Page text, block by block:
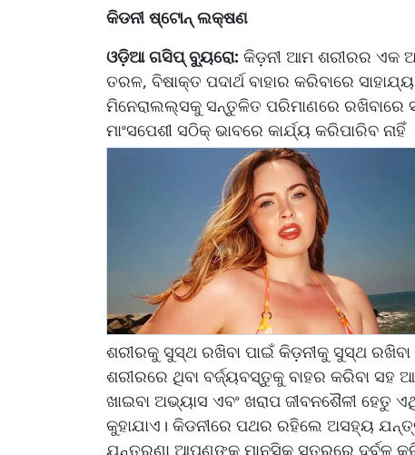
କିଡନୀ ଷ୍ଟୋନ୍ ଲକ୍ଷଣ
ଓଡ଼ିଆ ଗସିପ୍ ବ୍ୟୁରୋ: କିଡ଼ନୀ ଆମ ଶରୀରର ଏକ
ତରଳ, ବିଷାକ୍ତ ପଦାର୍ଥ ବାହାର କରିବାରେ
ମିନେରାଲଲ୍ସକୁ ସନ୍ତୁଳିତ ପରିମାଣରେ ରଖିବାରେ
ମାଂସପେଶୀ ସଠିକ୍ ଭାବରେ କାର୍ଯ୍ୟ କରିପାରିବ ନାହିଁ
ଶରୀରକୁ ସୁସ୍ଥ ରଖିବା ପାଇଁ କିଡ଼ନୀକୁ ସୁସ୍ଥ
ଶରୀରରେ ଥିବା ବର୍ଜ୍ୟବସ୍ତୁକୁ ବାହର କରିବା
ଖାଇବା ଅଭ୍ୟାସ ଏବଂ ଖରାପ ଜୀବନଶୈଳୀ ହେତୁ
କୁହାଯାଏ। କିଡନୀରେ ପଥର ରହିଲେ ଅସହ୍ୟ
ଯନ୍ତ୍ରଣା ଆପଣଙ୍କୁ ମାନସିକ ସ୍ତରରେ ଦୁର୍ବଳ